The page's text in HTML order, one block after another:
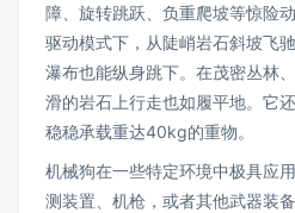
障、旋转跳跃、负重爬坡等惊险
驱动模式下，从陡峭岩石斜坡飞
瀑布也能纵身跳下。在茂密丛林
滑的岩石上行走也如履平地。它
稳稳承载重达40kg的重物。
机械狗在一些特定环境中极具应
测装置、机枪，或者其他武器装